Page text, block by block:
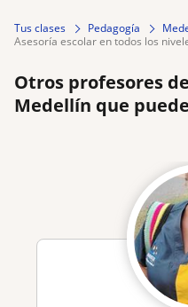
Tus clases Pedagogía
asesoría escolar en todos los
Otros profesores
Medellín que